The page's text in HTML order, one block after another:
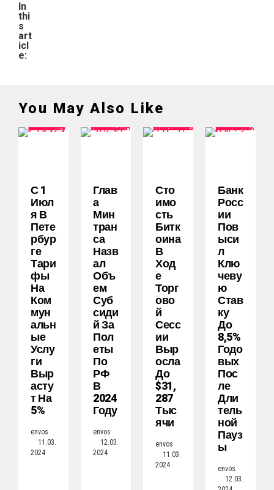
In
thi
s
art
icl
e:
You May Also Like
С 1
Июл
Я В
Пете
Рбур
Ге
Тари
Фы
На
Ком
Мун
Альн
Ые
Услу
Ги
Выр
Асту
Т На
5%
envos
11.03.
2024
Глав
А
Мин
Тран
Са
Назв
Ал
Объ
Ем
Суб
Сиди
Й За
Пол
Еты
По
РФ
В
2024
Году
envos
12.03.
2024
Сто
Имо
Сть
Битк
Оина
В
Ход
Е
Торг
Ово
Й
Сесс
Ии
Выр
Осла
До
$31,
287
Тыс
Ячи
envos
11.03.
2024
Банк
Росс
Ии
Пов
Ыси
Л
Клю
Чеву
Ю
Став
Ку
До
8,5%
Годо
Вых
Пос
Ле
Дли
Тель
Ной
Пауз
Ы
envos
12.03.